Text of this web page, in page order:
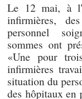
Le 12 mai, à
infirmières,
personnel
sommes ont
«Une pour
infirmières
situation du
des hôpitaux en